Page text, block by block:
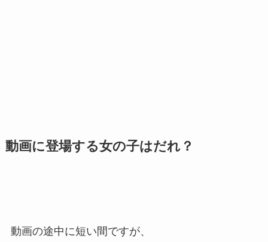
動画に登場する女の子はだれ？
動画の途中に短い間ですが、